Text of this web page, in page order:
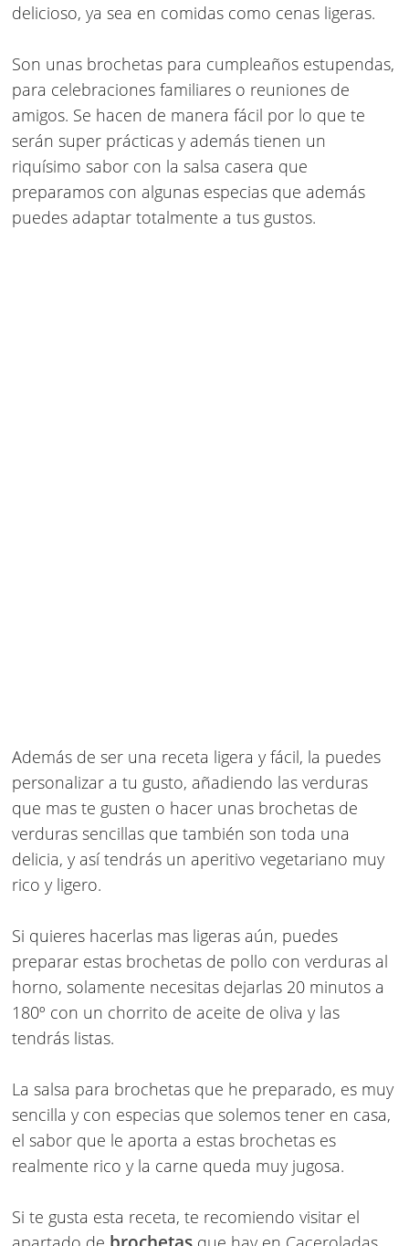
delicioso, ya sea en comidas como cenas ligeras.
Son unas brochetas para cumpleaños estupendas,
para celebraciones familiares o reuniones de
amigos. Se hacen de manera fácil por lo que te
serán super prácticas y además tienen un
riquísimo sabor con la salsa casera que
preparamos con algunas especias que además
puedes adaptar totalmente a tus gustos.
Además de ser una receta ligera y fácil, la puedes
personalizar a tu gusto, añadiendo las verduras
que mas te gusten o hacer unas brochetas de
verduras sencillas que también son toda una
delicia, y así tendrás un aperitivo vegetariano muy
rico y ligero.
Si quieres hacerlas mas ligeras aún, puedes
preparar estas brochetas de pollo con verduras al
horno, solamente necesitas dejarlas 20 minutos a
180º con un chorrito de aceite de oliva y las
tendrás listas.
La salsa para brochetas que he preparado, es muy
sencilla y con especias que solemos tener en casa,
el sabor que le aporta a estas brochetas es
realmente rico y la carne queda muy jugosa.
Si te gusta esta receta, te recomiendo visitar el